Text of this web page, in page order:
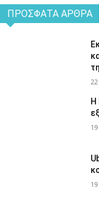
ΠΡΌΣΦΑΤΑ ΆΡΘΡΑ
Η